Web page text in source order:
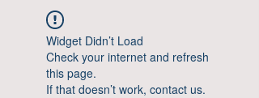
Widget Didn’t Load
Check your internet and refresh
this page.
If that doesn’t work, contact us.